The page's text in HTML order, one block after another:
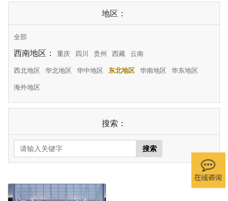
地区：
全部
西南地区： 重庆 四川 贵州 西藏 云南
西北地区 华北地区 华中地区 东北地区 华南地区 华东地区
海外地区
搜索：
搜索